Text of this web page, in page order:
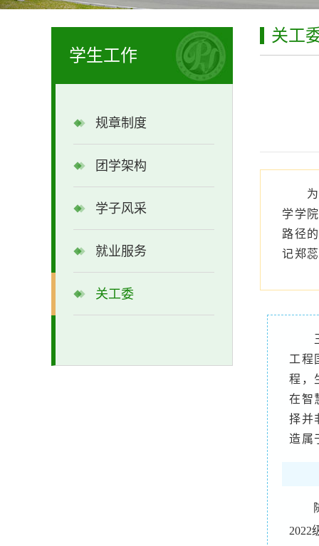
学生工作
规章制度
团学架构
学子风采
就业服务
关工委
关工
学学
路径
记郑蕊
工程
程，
在智
择并
造属
2022